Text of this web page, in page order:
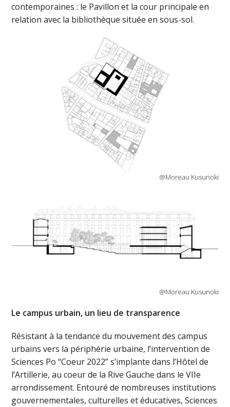
contemporaines : le Pavillon et la cour principale en
relation avec la bibliothèque située en sous-sol.
@Moreau Kusunoki
@Moreau Kusunoki
Le campus urbain, un lieu de transparence
Résistant à la tendance du mouvement des campus
urbains vers la périphérie urbaine, l’intervention de
Sciences Po “Coeur 2022” s’implante dans l’Hôtel de
l’Artillerie, au coeur de la Rive Gauche dans le VIIe
arrondissement. Entouré de nombreuses institutions
gouvernementales, culturelles et éducatives, Sciences